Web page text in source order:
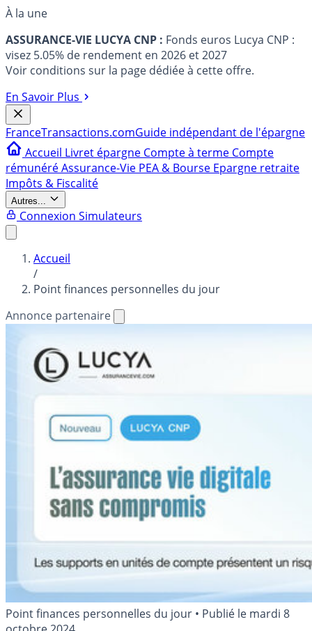
À la une
ASSURANCE-VIE LUCYA CNP : Fonds euros Lucya CNP :
visez 5.05% de rendement en 2026 et 2027
Voir conditions sur la page dédiée à cette offre.
En Savoir Plus
FranceTransactions.comGuide indépendant de l'épargne
Accueil Livret épargne Compte à terme Compte
rémunéréAssurance-Vie PEA & Bourse Epargne retraite
Impôts & Fiscalité
Autres...
Connexion Simulateurs
Accueil
/
Point finances personnelles du jour
Annonce partenaire
Point finances personnelles du jour • Publié le mardi 8